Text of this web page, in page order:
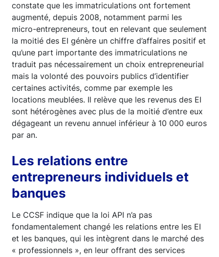
constate que les immatriculations ont fortement
augmenté, depuis 2008, notamment parmi les
micro-entrepreneurs, tout en relevant que seulement
la moitié des EI génère un chiffre d’affaires positif et
qu’une part importante des immatriculations ne
traduit pas nécessairement un choix entrepreneurial
mais la volonté des pouvoirs publics d’identifier
certaines activités, comme par exemple les
locations meublées. Il relève que les revenus des EI
sont hétérogènes avec plus de la moitié d’entre eux
dégageant un revenu annuel inférieur à 10 000 euros
par an.
Les relations entre
entrepreneurs individuels et
banques
Le CCSF indique que la loi API n’a pas
fondamentalement changé les relations entre les EI
et les banques, qui les intègrent dans le marché des
« professionnels », en leur offrant des services